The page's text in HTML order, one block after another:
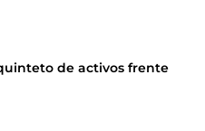
de activos frente